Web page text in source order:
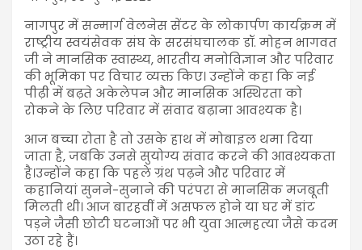
नागपुर में सन्मार्ग वेलनेस सेंटर के लोकार्पण कार्यक्रम में
राष्ट्रीय स्वयंसेवक संघ के सरसंघचालक डॉ. मोहन भागवत
जी ने मानसिक स्वास्थ्य, भारतीय मनोविज्ञान और परिवार
की भूमिका पर विचार व्यक्त किए। उन्होंने कहा कि नई
पीढ़ी में बढ़ते अकेलेपन और मानसिक अस्थिरता को
रोकने के लिए परिवार में संवाद बढ़ाना आवश्यक है।
आज बच्चा रोता है तो उसके हाथ में मोबाइल थमा दिया
जाता है, जबकि उनसे सुयोग्य संवाद करने की आवश्यकता
है।उन्होंने कहा कि पहले ग्रंथ पढ़ने और परिवार में
कहानियां सुनने-सुनाने की परंपरा से मानसिक मजबूती
मिलती थी। आज बारहवीं में असफल होने या घर में डांट
पड़ने जैसी छोटी घटनाओं पर भी युवा आत्महत्या जैसे कदम
उठा रहे हैं।